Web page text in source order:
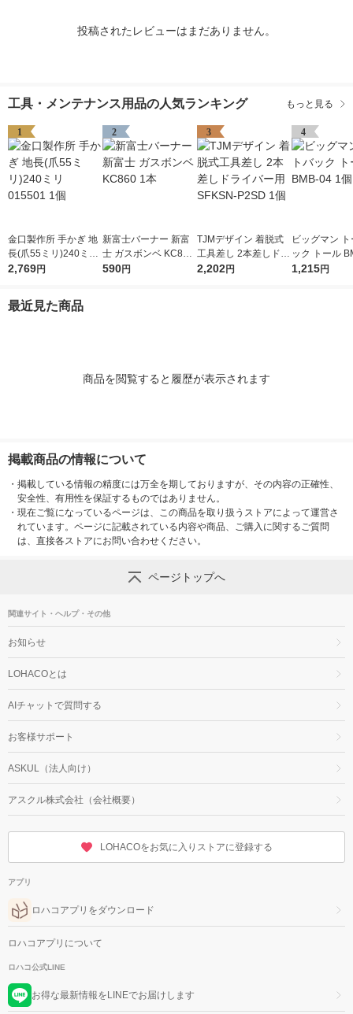
投稿されたレビューはまだありません。
工具・メンテナンス用品の人気ランキング もっと見る
1
金口製作所 手かぎ 地
長(爪55ミリ)240ミリ
015501 1個
2,769円
2
新富士バーナー 新富
士 ガスボンベ KC860
1本
590円
3
TJMデザイン 着脱式
工具差し 2本差しドラ
イバー用 SFKSN-P2S
2,202円
4
ビッグマン
ック トール
個
1,215円
最近見た商品
商品を閲覧すると履歴が表示されます
掲載商品の情報について
・ 掲載している情報の精度には万全を期しておりますが、その内容の正確性、
安全性、有用性を保証するものではありません。
・ 現在ご覧になっているページは、この商品を取り扱うストアによって運営さ
れています。ページに記載されている内容や商品、ご購入に関するご質問
は、直接各ストアにお問い合わせください。
ページトップへ
関連サイト・ヘルプ・その他
お知らせ
LOHACOとは
AIチャットで質問する
お客様サポート
ASKUL（法人向け）
アスクル株式会社（会社概要）
LOHACOをお気に入りストアに登録する
アプリ
ロハコアプリをダウンロード
ロハコアプリについて
ロハコ公式LINE
お得な最新情報をLINEでお届けします